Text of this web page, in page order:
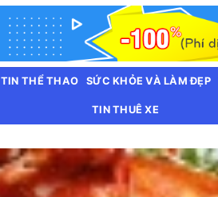
TIN THỂ THAO SỨC KHỎE VÀ LÀM ĐẸP
TIN THUÊ XE